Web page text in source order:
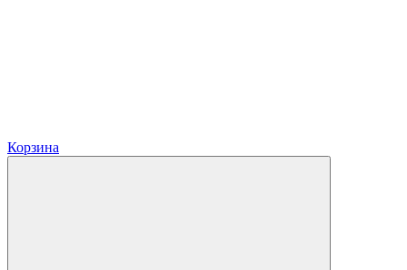
Корзина